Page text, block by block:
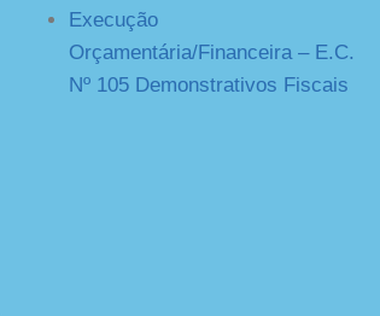
Execução
Orçamentária/Financeira – E.C.
Nº 105 Demonstrativos Fiscais